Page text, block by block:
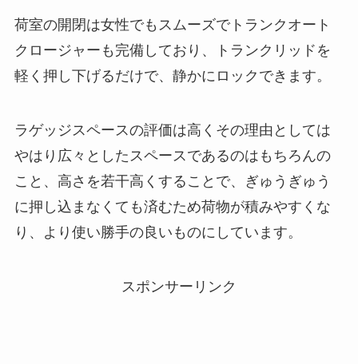
荷室の開閉は女性でもスムーズでトランクオート
クロージャーも完備しており、トランクリッドを
軽く押し下げるだけで、静かにロックできます。
ラゲッジスペースの評価は高くその理由としては
やはり広々としたスペースであるのはもちろんの
こと、高さを若干高くすることで、ぎゅうぎゅう
に押し込まなくても済むため荷物が積みやすくな
り、より使い勝手の良いものにしています。
スポンサーリンク